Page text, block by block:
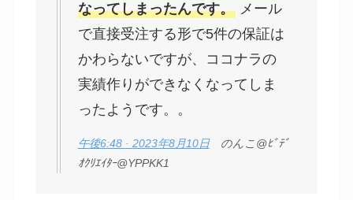
なってしまったんです。メール
で直接受注する形で5件の保証は
かわらないですが、ココナラの
実績作りができなくなってしま
ったようです。。
午後6:48 · 2023年8月10日のんこ@ﾋﾞﾃﾞ
ｵｸﾘｴｲﾀｰ@YPPKK1